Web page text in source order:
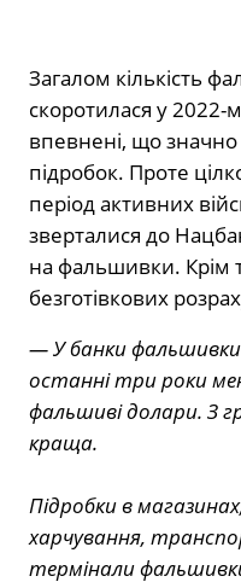
Загалом кількість
скоротилася у 2022-
впевнені, що значно
підробок. Проте
період активних
зверталися до
на фальшивки. Крім
безготівкових
— У банки
останні три роки
фальшиві долари. З
краща.
Підробки в
харчування,
термінали